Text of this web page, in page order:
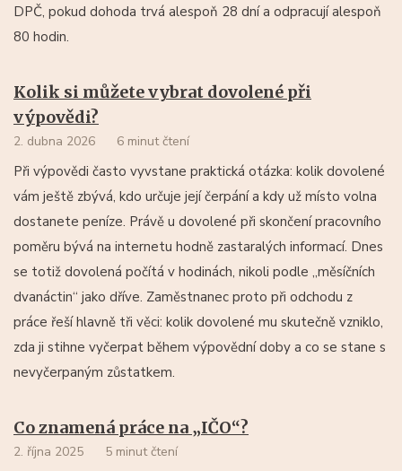
DPČ, pokud dohoda trvá alespoň 28 dní a odpracují alespoň
80 hodin.
Kolik si můžete vybrat dovolené při
výpovědi?
2. dubna 2026 6 minut čtení
Při výpovědi často vyvstane praktická otázka: kolik dovolené
vám ještě zbývá, kdo určuje její čerpání a kdy už místo volna
dostanete peníze. Právě u dovolené při skončení pracovního
poměru bývá na internetu hodně zastaralých informací. Dnes
se totiž dovolená počítá v hodinách, nikoli podle „měsíčních
dvanáctin“ jako dříve. Zaměstnanec proto při odchodu z
práce řeší hlavně tři věci: kolik dovolené mu skutečně vzniklo,
zda ji stihne vyčerpat během výpovědní doby a co se stane s
nevyčerpaným zůstatkem.
Co znamená práce na „IČO“?
2. října 2025 5 minut čtení